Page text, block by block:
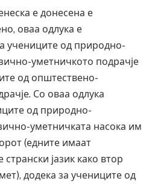
е донесена е
оваа одлука е
учениците од природно-
уметничкото подрачје
од општествено-
Со оваа одлука
од природно-
уметничката насока им
(едните имаат
јазик како втор
додека за учениците од